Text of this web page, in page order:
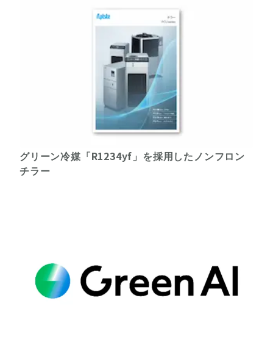
グリーン冷媒「R1234yf」を採用したノンフロン
チラー